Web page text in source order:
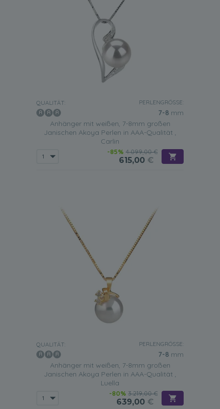
QUALITÄT: PERLENGRÖSSE:
7-8 mm
Anhänger mit weißen, 7-8mm großen
Janischen Akoya Perlen in AAA-Qualität ,
Carlin
-85% 4.099,00 €
615,00 €
QUALITÄT: PERLENGRÖSSE:
7-8 mm
Anhänger mit weißen, 7-8mm großen
Janischen Akoya Perlen in AAA-Qualität ,
Luella
-80% 3.219,00 €
639,00 €